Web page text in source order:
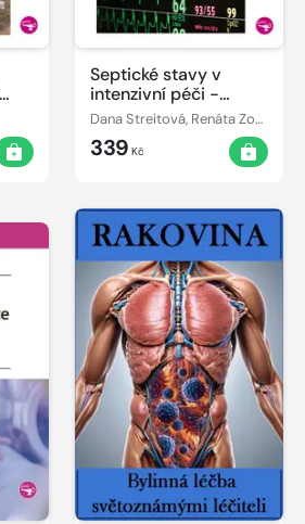
Septické stavy v
intenzivní péči -
ošetřovatelská péče,
2., rozšířené vydání
Dana Streitová, Renáta Zoubková
339 Kč